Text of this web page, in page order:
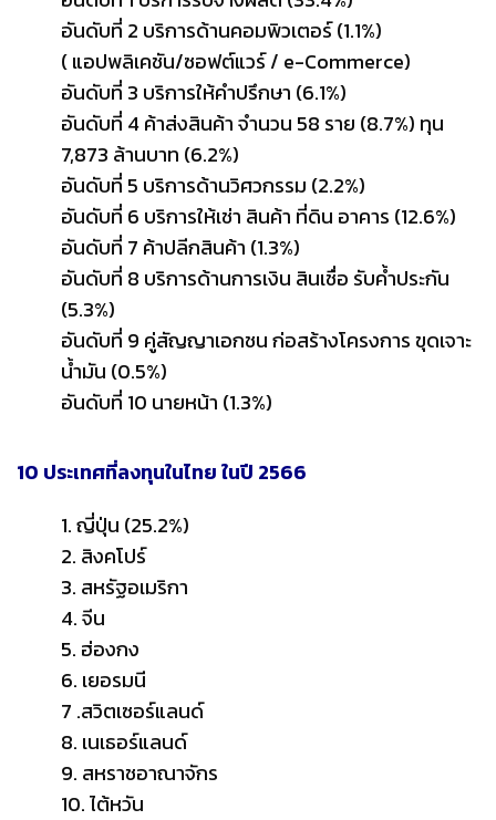
อันดับที่ 2 บริการด้านคอมพิวเตอร์ (1.1%)
( แอปพลิเคชัน/ซอฟต์แวร์ / e-Commerce)
อันดับที่ 3 บริการให้คำปรึกษา (6.1%)
อันดับที่ 4 ค้าส่งสินค้า จำนวน 58 ราย (8.7%) ทุน
7,873 ล้านบาท (6.2%)
อันดับที่ 5 บริการด้านวิศวกรรม (2.2%)
อันดับที่ 6 บริการให้เช่า สินค้า ที่ดิน อาคาร (12.6%)
อันดับที่ 7 ค้าปลีกสินค้า (1.3%)
อันดับที่ 8 บริการด้านการเงิน สินเชื่อ รับค้ำประกัน
(5.3%)
อันดับที่ 9 คู่สัญญาเอกชน ก่อสร้างโครงการ ขุดเจาะ
น้ำมัน (0.5%)
อันดับที่ 10 นายหน้า (1.3%)
10 ประเทศที่ลงทุนในไทย ในปี 2566
1. ญี่ปุ่น (25.2%)
2. สิงคโปร์
3. สหรัฐอเมริกา
4. จีน
5. ฮ่องกง
6. เยอรมนี
7 .สวิตเซอร์แลนด์
8. เนเธอร์แลนด์
9. สหราชอาณาจักร
10. ไต้หวัน